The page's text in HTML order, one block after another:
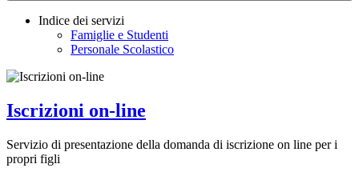
Indice dei servizi
Famiglie e Studenti
Personale Scolastico
Iscrizioni on-line
Servizio di presentazione della domanda di iscrizione on line per i
propri figli